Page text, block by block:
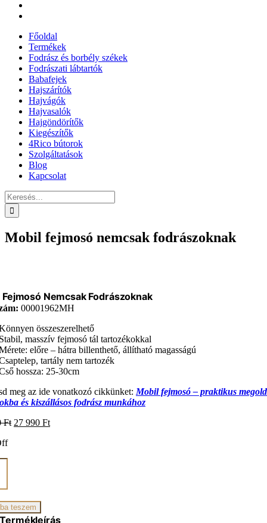
Főoldal
Termékek
Fodrász és borbély székek
Fodrászati lábtartók
Babafejek
Hajszárítók
Hajvágók
Hajvasalók
Hajgöndörítők
Kiegészítők
4Rico bútorok
Szolgáltatások
Blog
Kapcsolat
Keresés...
Mobil fejmosó nemcsak fodrászoknak
Nemcsak Fodrászoknak
00001962MH
összeszerelhető
masszív fejmosó tál tartozékokkal
előre – hátra billenthető, állítható magasságú
tartály nem tartozék
hossza: 25-30cm
meg az ide vonatkozó cikkünket: Mobil fejmosó – praktikus
és kiszállásos fodrász munkához
Ft Original
27 990 FtCurrent
teszem
Termékleírás